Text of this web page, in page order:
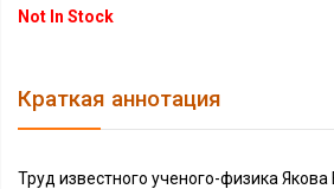
Not In Stock
Краткая аннотация
Труд известного ученого-физика Якова